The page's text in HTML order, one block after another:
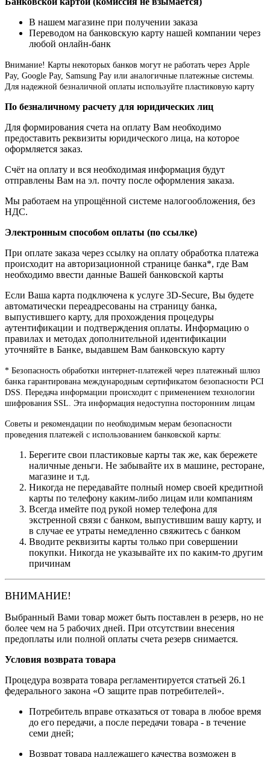
В нашем магазине при получении заказа
Переводом на банковскую карту нашей компании через
любой онлайн-банк
Внимание! Карты некоторых банков могут не работать через Apple
Pay, Google Pay, Samsung Pay или аналогичные платежные системы.
Для надежной безналичной оплаты используйте пластиковую карту
По безналичному расчету для юридических лиц
Для формирования счета на оплату Вам необходимо
предоставить реквизиты юридического лица, на которое
оформляется заказ.
Счёт на оплату и вся необходимая информация будут
отправлены Вам на эл. почту после оформления заказа.
Мы работаем на упрощённой системе налогообложения, без
НДС.
Электронным способом оплаты (по ссылке)
При оплате заказа через ссылку на оплату обработка платежа
происходит на авторизационной странице банка*, где Вам
необходимо ввести данные Вашей банковской карты
Если Ваша карта подключена к услуге 3D-Secure, Вы будете
автоматически переадресованы на страницу банка,
выпустившего карту, для прохождения процедуры
аутентификации и подтверждения оплаты. Информацию о
правилах и методах дополнительной идентификации
уточняйте в Банке, выдавшем Вам банковскую карту
* Безопасность обработки интернет-платежей через платежный шлюз
банка гарантирована международным сертификатом безопасности PCI
DSS. Передача информации происходит с применением технологии
шифрования SSL. Эта информация недоступна посторонним лицам
Советы и рекомендации по необходимым мерам безопасности
проведения платежей с использованием банковской карты:
Берегите свои пластиковые карты так же, как бережете
наличные деньги. Не забывайте их в машине, ресторане,
магазине и т.д.
Никогда не передавайте полный номер своей кредитной
карты по телефону каким-либо лицам или компаниям
Всегда имейте под рукой номер телефона для
экстренной связи с банком, выпустившим вашу карту, и
в случае ее утраты немедленно свяжитесь с банком
Вводите реквизиты карты только при совершении
покупки. Никогда не указывайте их по каким-то другим
причинам
ВНИМАНИЕ!
Выбранный Вами товар может быть поставлен в резерв, но не
более чем на 5 рабочих дней. При отсутствии внесения
предоплаты или полной оплаты счета резерв снимается.
Условия возврата товара
Процедура возврата товара регламентируется статьей 26.1
федерального закона «О защите прав потребителей».
Потребитель вправе отказаться от товара в любое время
до его передачи, а после передачи товара - в течение
семи дней;
Возврат товара надлежащего качества возможен в